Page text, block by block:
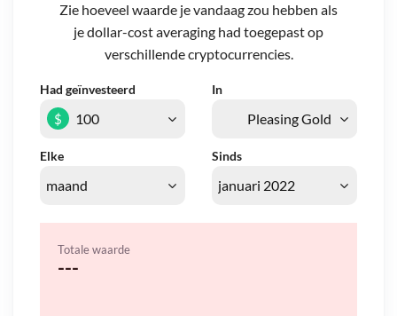
Zie hoeveel waarde je vandaag zou hebben als
je dollar-cost averaging had toegepast op
verschillende cryptocurrencies.
Had geïnvesteerd In
Elke Sinds
$
Totale waarde
---